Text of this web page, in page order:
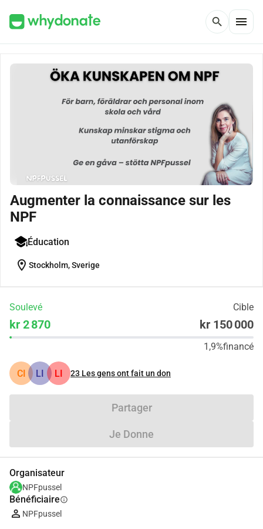
search menu
Augmenter la connaissance sur les
NPF
Éducation
location_on Stockholm, Sverige
Soulevé Cible
kr 2 870 kr 150 000
1,9%financé
CI LI LI 23 Les gens ont fait un don
Partager
Je Donne
Organisateur
NPFpussel
Bénéficiaireinfo
NPFpussel